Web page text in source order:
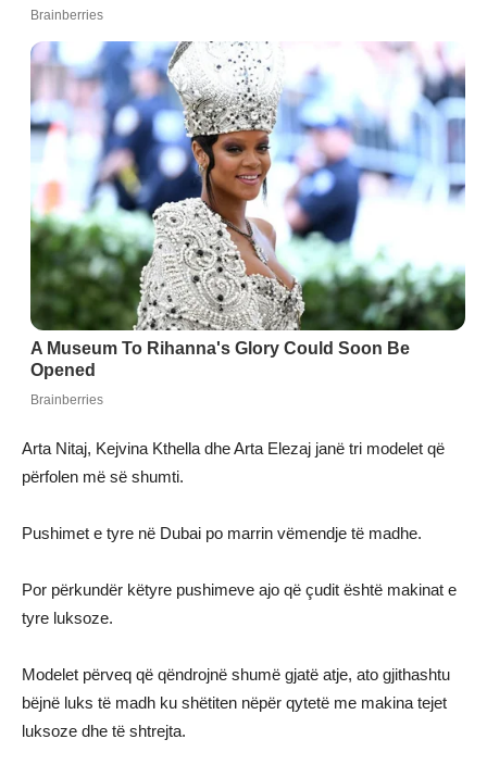
Arta Nitaj, Kejvina Kthella dhe Arta Elezaj janë tri modelet që
përfolen më së shumti.
Pushimet e tyre në Dubai po marrin vëmendje të madhe.
Por përkundër këtyre pushimeve ajo që çudit është makinat e
tyre luksoze.
Modelet përveq që qëndrojnë shumë gjatë atje, ato gjithashtu
bëjnë luks të madh ku shëtiten nëpër qytetë me makina tejet
luksoze dhe të shtrejta.